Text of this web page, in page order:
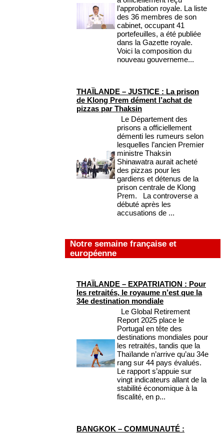
l’approbation royale. La liste
des 36 membres de son
cabinet, occupant 41
portefeuilles, a été publiée
dans la Gazette royale.
Voici la composition du
nouveau gouverneme...
THAÏLANDE – JUSTICE : La prison
de Klong Prem dément l’achat de
pizzas par Thaksin
Le Département des
prisons a officiellement
démenti les rumeurs selon
lesquelles l’ancien Premier
ministre Thaksin
Shinawatra aurait acheté
des pizzas pour les
gardiens et détenus de la
prison centrale de Klong
Prem. La controverse a
débuté après les
accusations de ...
Notre semaine française et
européenne
THAÏLANDE – EXPATRIATION : Pour
les retraités, le royaume n’est que la
34e destination mondiale
Le Global Retirement
Report 2025 place le
Portugal en tête des
destinations mondiales pour
les retraités, tandis que la
Thaïlande n’arrive qu’au 34e
rang sur 44 pays évalués.
Le rapport s’appuie sur
vingt indicateurs allant de la
stabilité économique à la
fiscalité, en p...
BANGKOK – COMMUNAUTÉ :